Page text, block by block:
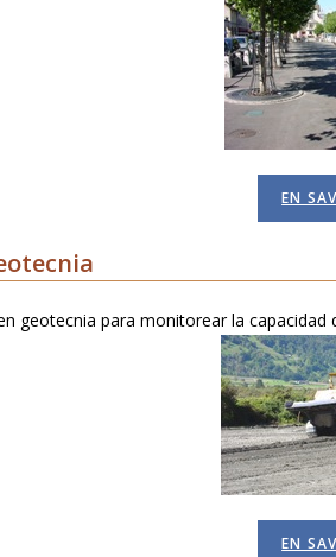
EN
geotecnia para monitorear la
EN